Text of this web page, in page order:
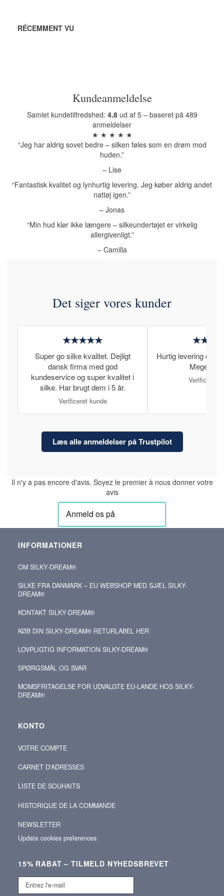
RÉCEMMENT VU
Kundeanmeldelse
Samlet kundetilfredshed: 4.8ud af 5 – baseret på 489
anmeldelser
★ ★ ★ ★ ★
“Jeg har aldrig sovet bedre – silken føles som en drøm mod
huden.”
– Lise
“Fantastisk kvalitet og lynhurtig levering. Jeg køber aldrig andet
nattøj igen.”
– Jonas
“Min hud klør ikke længere – silkeundertøjet er virkelig
allergivenligt.”
– Camilla
Det siger vores kunder
★★★★★
Super go silke kvalitet. Dejligt
dansk firma med god
kundeservice og super kvalitet i
silke. Har brugt dem i 5 år.
Verificeret kunde
Hurtig levering og
Meget
Verificeret
Læs alle anmeldelser på Trustpilot
Il n'y a pas encore d'avis. Soyez le premier à nous donner votre
avis
INFORMATIONER
OM SILKY‑DREAM®
SILKE FRA DANMARK – EU WEBSHOP MED SJÆL SILKY-
DREAM®
KONTAKT SILKY‑DREAM®
KØB DIN SILKY‑DREAM® RETURLABEL HER
LOVPLIGTIG INFORMATION SILKY-DREAM®
SPØRGSMÅL OG SVAR
MOMSFRITAGELSE FOR UDVALGTE EU-LANDE HOS SILKY-
DREAM®
KONTO
VOTRE COMPTE
CARNET D'ADRESSES
LISTE DE SOUHAITS
HISTORIQUE DE LA COMMANDE
NEWSLETTER
Update cookies preferences
15% RABAT – TILMELD NYHEDSBREVET
Entrez